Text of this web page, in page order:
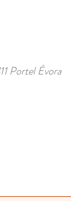
Portel Évora